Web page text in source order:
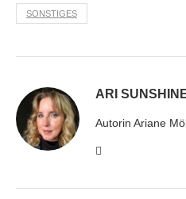
SONSTIGES
ARI
Autorin Ariane